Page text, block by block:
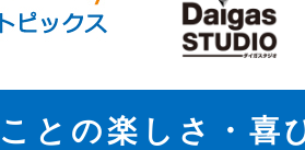
との楽しさ・喜